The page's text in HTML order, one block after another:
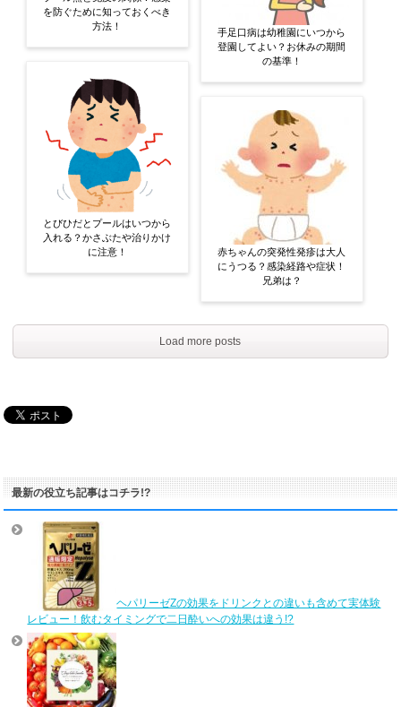
を防ぐために知っておくべき
方法！
とびひだとプールはいつから
入れる？かさぶたや治りかけ
に注意！
手足口病は幼稚園にいつから
登園してよい？お休みの期間
の基準！
赤ちゃんの突発性発疹は大人
にうつる？感染経路や症状！
兄弟は？
Load more posts
最新の役立ち記事はコチラ!?
ヘパリーゼZの効果をドリンクとの違いも含めて実体験
レビュー！飲むタイミングで二日酔いへの効果は違う!?